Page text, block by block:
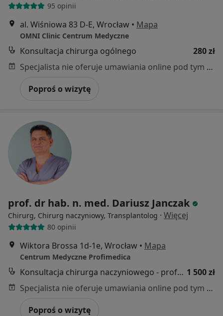
95 opinii
al. Wiśniowa 83 D-E, Wrocław • Mapa
OMNI Clinic Centrum Medyczne
Konsultacja chirurga ogólnego
280 zł
Specjalista nie oferuje umawiania online pod tym adresem.
Poproś o wizytę
prof. dr hab. n. med. Dariusz Janczak
Chirurg, Chirurg naczyniowy, Transplantolog · Więcej
80 opinii
Wiktora Brossa 1d-1e, Wrocław • Mapa
Centrum Medyczne Profimedica
Konsultacja chirurga naczyniowego - profesor 1 500 zł
Specjalista nie oferuje umawiania online pod tym adresem.
Poproś o wizytę